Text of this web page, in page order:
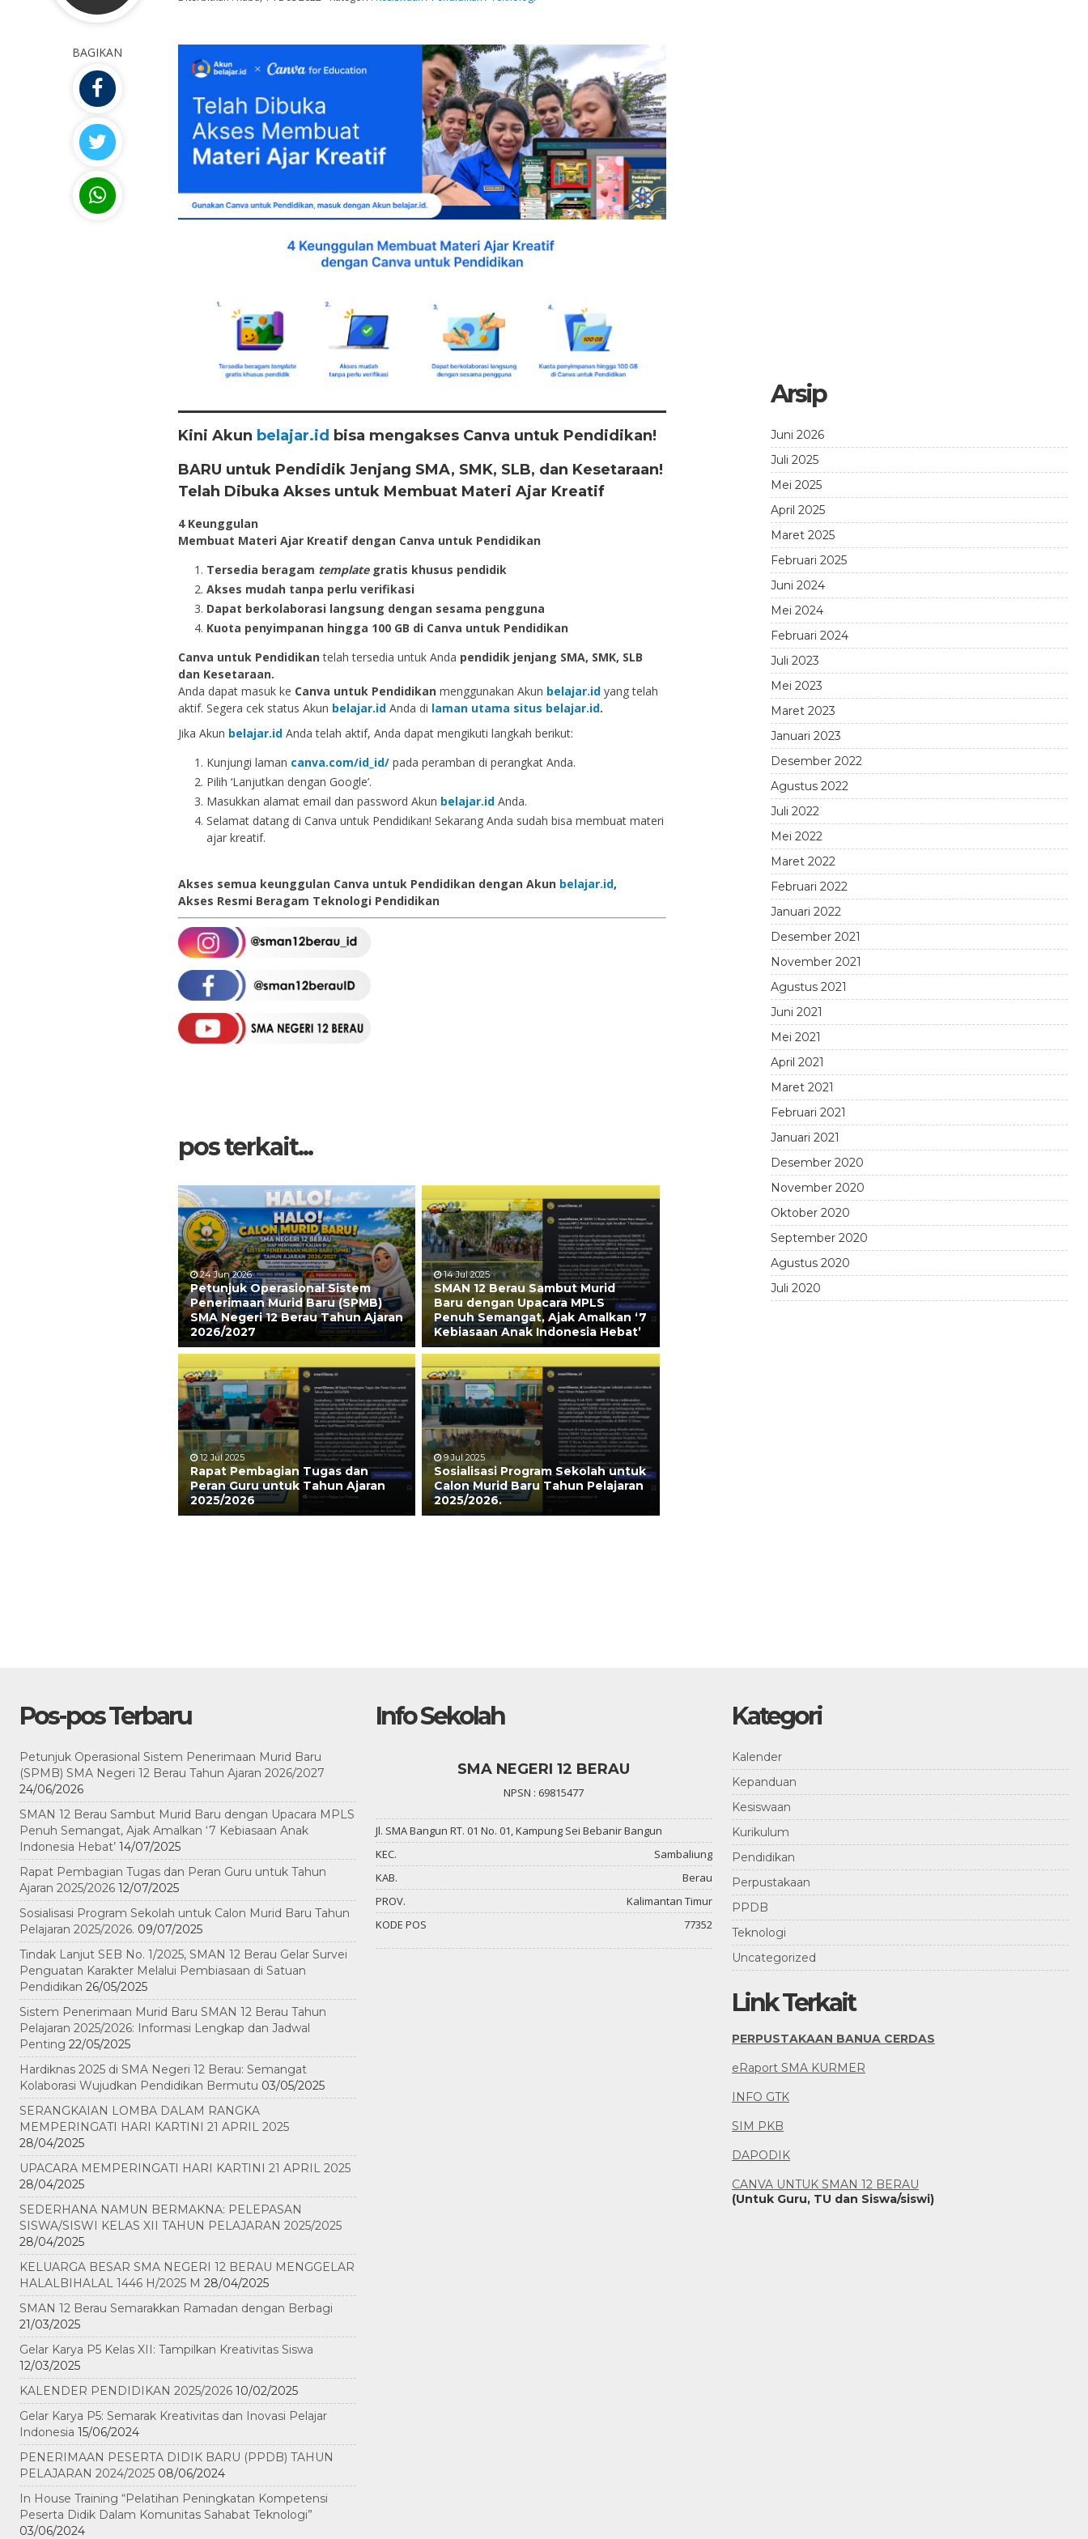
BAGIKAN
Kini Akun belajar.id bisa mengakses Canva untuk Pendidikan!
BARU untuk Pendidik Jenjang SMA, SMK, SLB, dan Kesetaraan!
Telah Dibuka Akses untuk Membuat Materi Ajar Kreatif
4 Keunggulan
Membuat Materi Ajar Kreatif dengan Canva untuk Pendidikan
Tersedia beragam template gratis khusus pendidik
Akses mudah tanpa perlu verifikasi
Dapat berkolaborasi langsung dengan sesama pengguna
Kuota penyimpanan hingga 100 GB di Canva untuk Pendidikan
Canva untuk Pendidikantelah tersedia untuk Anda pendidik jenjang SMA, SMK, SLB
dan Kesetaraan.
Anda dapat masuk ke Canva untuk Pendidikan menggunakan Akun belajar.id yang telah
aktif. Segera cek status Akun belajar.id Anda di laman utama situs belajar.id.
Jika Akun belajar.id Anda telah aktif, Anda dapat mengikuti langkah berikut:
Kunjungi laman canva.com/id_id/ pada peramban di perangkat Anda.
Pilih ‘Lanjutkan dengan Google’.
Masukkan alamat email dan password Akun belajar.id Anda.
Selamat datang di Canva untuk Pendidikan! Sekarang Anda sudah bisa membuat materi
ajar kreatif.
Akses semua keunggulan Canva untuk Pendidikan dengan Akun belajar.id,
Akses Resmi Beragam Teknologi Pendidikan
pos terkait...
24 Jun 2026
Petunjuk Operasional Sistem
Penerimaan Murid Baru (SPMB)
SMA Negeri 12 Berau Tahun Ajaran
2026/2027
14 Jul 2025
SMAN 12 Berau Sambut Murid
Baru dengan Upacara MPLS
Penuh Semangat, Ajak Amalkan ‘7
Kebiasaan Anak Indonesia Hebat’
12 Jul 2025
Rapat Pembagian Tugas dan
Peran Guru untuk Tahun Ajaran
2025/2026
9 Jul 2025
Sosialisasi Program Sekolah untuk
Calon Murid Baru Tahun Pelajaran
2025/2026.
Arsip
Juni 2026
Juli 2025
Mei 2025
April 2025
Maret 2025
Februari 2025
Juni 2024
Mei 2024
Februari 2024
Juli 2023
Mei 2023
Maret 2023
Januari 2023
Desember 2022
Agustus 2022
Juli 2022
Mei 2022
Maret 2022
Februari 2022
Januari 2022
Desember 2021
November 2021
Agustus 2021
Juni 2021
Mei 2021
April 2021
Maret 2021
Februari 2021
Januari 2021
Desember 2020
November 2020
Oktober 2020
September 2020
Agustus 2020
Juli 2020
Pos-pos Terbaru
Petunjuk Operasional Sistem Penerimaan Murid Baru
(SPMB) SMA Negeri 12 Berau Tahun Ajaran 2026/2027
24/06/2026
SMAN 12 Berau Sambut Murid Baru dengan Upacara MPLS
Penuh Semangat, Ajak Amalkan ‘7 Kebiasaan Anak
Indonesia Hebat’ 14/07/2025
Rapat Pembagian Tugas dan Peran Guru untuk Tahun
Ajaran 2025/2026 12/07/2025
Sosialisasi Program Sekolah untuk Calon Murid Baru Tahun
Pelajaran 2025/2026. 09/07/2025
Tindak Lanjut SEB No. 1/2025, SMAN 12 Berau Gelar Survei
Penguatan Karakter Melalui Pembiasaan di Satuan
Pendidikan 26/05/2025
Sistem Penerimaan Murid Baru SMAN 12 Berau Tahun
Pelajaran 2025/2026: Informasi Lengkap dan Jadwal
Penting 22/05/2025
Hardiknas 2025 di SMA Negeri 12 Berau: Semangat
Kolaborasi Wujudkan Pendidikan Bermutu 03/05/2025
SERANGKAIAN LOMBA DALAM RANGKA
MEMPERINGATI HARI KARTINI 21 APRIL 2025
28/04/2025
UPACARA MEMPERINGATI HARI KARTINI 21 APRIL 2025
28/04/2025
SEDERHANA NAMUN BERMAKNA: PELEPASAN
SISWA/SISWI KELAS XII TAHUN PELAJARAN 2025/2025
28/04/2025
KELUARGA BESAR SMA NEGERI 12 BERAU MENGGELAR
HALALBIHALAL 1446 H/2025 M 28/04/2025
SMAN 12 Berau Semarakkan Ramadan dengan Berbagi
21/03/2025
Gelar Karya P5 Kelas XII: Tampilkan Kreativitas Siswa
12/03/2025
KALENDER PENDIDIKAN 2025/2026 10/02/2025
Gelar Karya P5: Semarak Kreativitas dan Inovasi Pelajar
Indonesia 15/06/2024
PENERIMAAN PESERTA DIDIK BARU (PPDB) TAHUN
PELAJARAN 2024/2025 08/06/2024
In House Training “Pelatihan Peningkatan Kompetensi
Peserta Didik Dalam Komunitas Sahabat Teknologi”
03/06/2024
Info Sekolah
SMA NEGERI 12 BERAU
NPSN : 69815477
Jl. SMA Bangun RT. 01 No. 01, Kampung Sei Bebanir Bangun
KEC.
Sambaliung
KAB.
Berau
PROV.
Kalimantan Timur
KODE POS
77352
Kategori
Kalender
Kepanduan
Kesiswaan
Kurikulum
Pendidikan
Perpustakaan
PPDB
Teknologi
Uncategorized
Link Terkait
PERPUSTAKAAN BANUA CERDAS
eRaport SMA KURMER
INFO GTK
SIM PKB
DAPODIK
CANVA UNTUK SMAN 12 BERAU
(Untuk Guru, TU dan Siswa/siswi)